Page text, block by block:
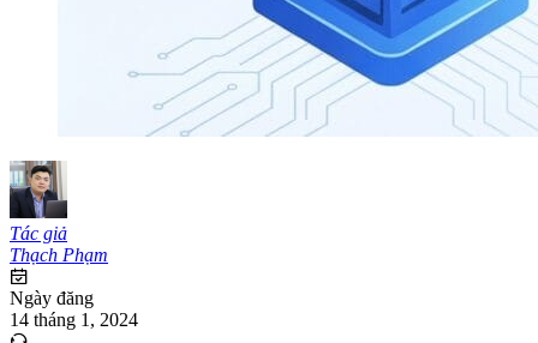
Tác giả
Thạch Phạm
Ngày đăng
14 tháng 1, 2024